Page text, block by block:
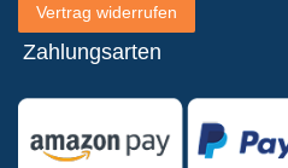
Vertrag widerrufen
Zahlungsarten